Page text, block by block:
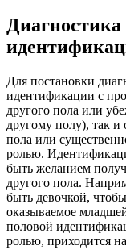
Диагностика
Для постановки
идентификации с
другого пола или
другому полу), так и
пола или
ролью.
быть желанием
другого пола.
быть девочкой,
оказываемое
половой
ролью, приходится